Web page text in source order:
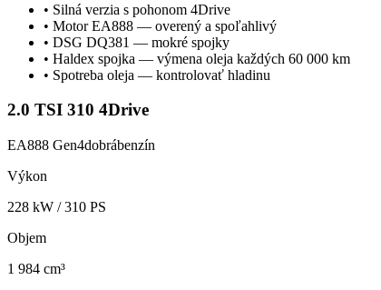
• Silná verzia s pohonom 4Drive
• Motor EA888 — overený a spoľahlivý
• DSG DQ381 — mokré spojky
• Haldex spojka — výmena oleja každých 60 000 km
• Spotreba oleja — kontrolovať hladinu
2.0 TSI 310 4Drive
EA888 Gen4dobrábenzín
Výkon
228 kW /310 PS
Objem
1 984 cm³